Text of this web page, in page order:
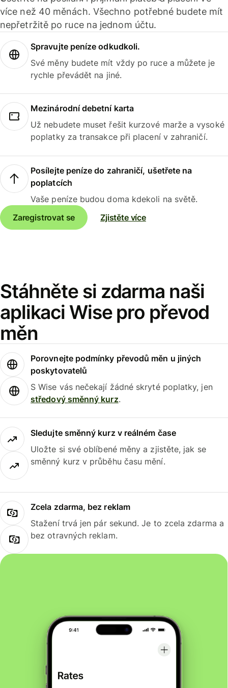
více než 40 měnách. Všechno potřebné budete mít
nepřetržitě po ruce na jednom účtu.
Spravujte peníze odkudkoli.
Své měny budete mít vždy po ruce a můžete je
rychle převádět na jiné.
Mezinárodní debetní karta
Už nebudete muset řešit kurzové marže a vysoké
poplatky za transakce při placení v zahraničí.
Posílejte peníze do zahraničí, ušetřete na
poplatcích
Vaše peníze budou doma kdekoli na světě.
Zaregistrovat se
Zjistěte více
Stáhněte si zdarma naši
aplikaci Wise pro převod
měn
Porovnejte podmínky převodů měn u jiných
poskytovatelů
S Wise vás nečekají žádné skryté poplatky, jen
středový směnný kurz.
Sledujte směnný kurz v reálném čase
Uložte si své oblíbené měny a zjistěte, jak se
směnný kurz v průběhu času mění.
Zcela zdarma, bez reklam
Stažení trvá jen pár sekund. Je to zcela zdarma a
bez otravných reklam.